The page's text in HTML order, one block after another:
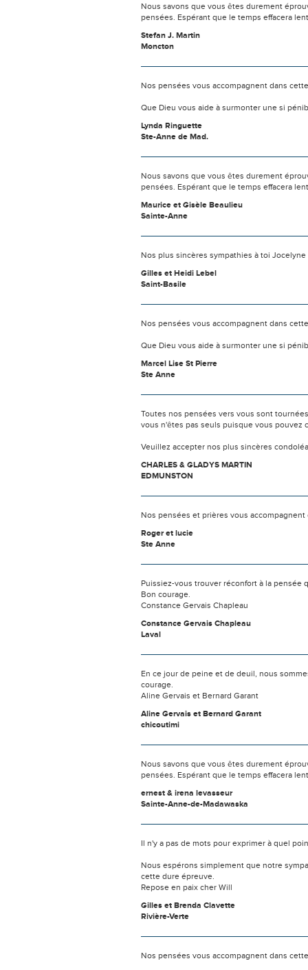
Nous savons que vous êtes durement
pensées. Espérant que le temps effacera
Stefan J. Martin
Moncton
Nos pensées vous accompagnent dans
Que Dieu vous aide à surmonter une si
Lynda Ringuette
Ste-Anne de Mad.
Nous savons que vous êtes durement
pensées. Espérant que le temps effacera
Maurice et Gisèle Beaulieu
Sainte-Anne
Nos plus sincères sympathies à toi
Gilles et Heidi Lebel
Saint-Basile
Nos pensées vous accompagnent dans
Que Dieu vous aide à surmonter une si
Marcel Lise St Pierre
Ste Anne
Toutes nos pensées vers vous sont
vous n'êtes pas seuls puisque vous pouvez
Veuillez accepter nos plus sincères
CHARLES & GLADYS MARTIN
EDMUNSTON
Nos pensées et prières vous
Roger et lucie
Ste Anne
Puissiez-vous trouver réconfort à la pensée
Bon courage.
Constance Gervais Chapleau
Constance Gervais Chapleau
Laval
En ce jour de peine et de deuil, nous
courage.
Aline Gervais et Bernard Garant
Aline Gervais et Bernard Garant
chicoutimi
Nous savons que vous êtes durement
pensées. Espérant que le temps effacera
ernest & irena levasseur
Sainte-Anne-de-Madawaska
Il n'y a pas de mots pour exprimer à quel
Nous espérons simplement que notre
cette dure épreuve.
Repose en paix cher Will
Gilles et Brenda Clavette
Rivière-Verte
Nos pensées vous accompagnent dans